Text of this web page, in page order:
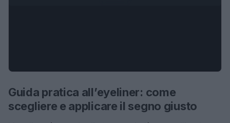
Guida pratica all’eyeliner: come
scegliere e applicare il segno giusto